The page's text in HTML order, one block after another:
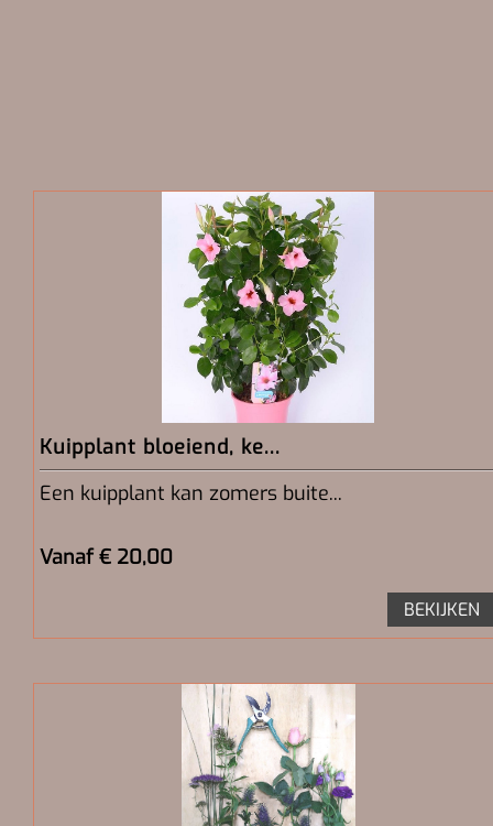
Kuipplant bloeiend, ke...
Een kuipplant kan zomers buite...
Vanaf € 20,00
BEKIJKEN